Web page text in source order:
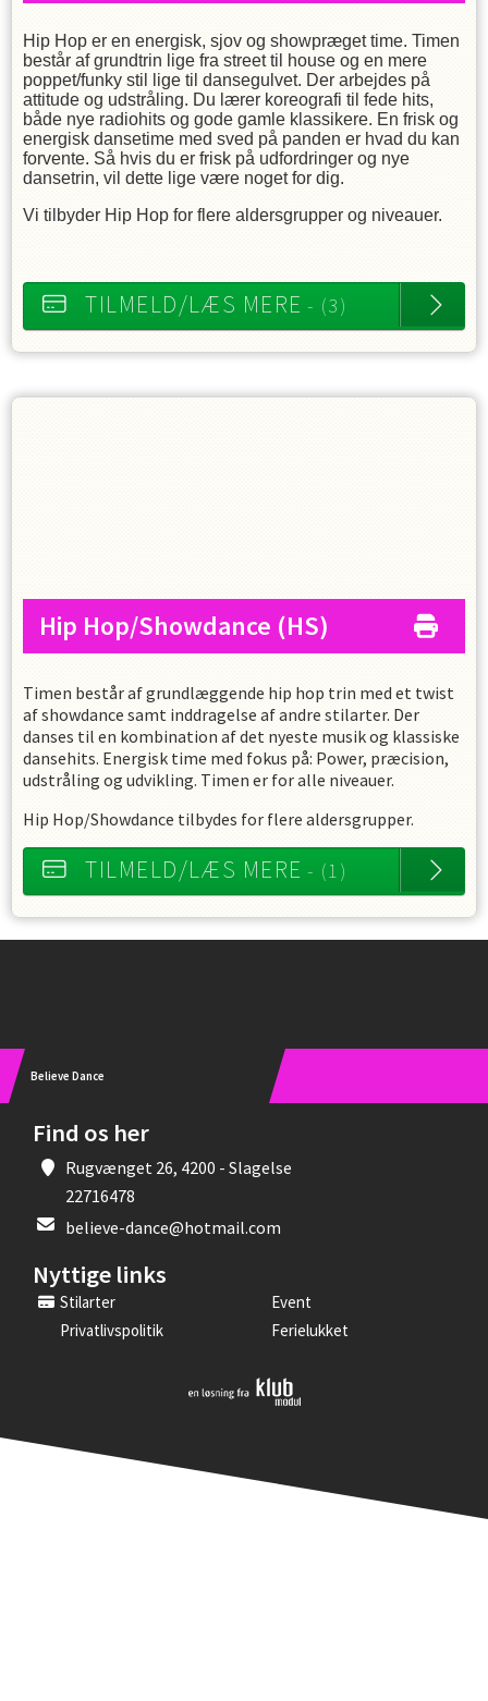
Hip Hop er en energisk, sjov og showpræget time. Timen
består af grundtrin lige fra street til house og en mere
poppet/funky stil lige til dansegulvet. Der arbejdes på
attitude og udstråling. Du lærer koreografi til fede hits,
både nye radiohits og gode gamle klassikere. En frisk og
energisk dansetime med sved på panden er hvad du kan
forvente. Så hvis du er frisk på udfordringer og nye
dansetrin, vil dette lige være noget for dig.
Vi tilbyder Hip Hop for flere aldersgrupper og niveauer.
TILMELD/LÆS MERE - (3)
Hip Hop/Showdance (HS)
Timen består af grundlæggende hip hop trin med et twist
af showdance samt inddragelse af andre stilarter. Der
danses til en kombination af det nyeste musik og klassiske
dansehits. Energisk time med fokus på: Power, præcision,
udstråling og udvikling. Timen er for alle niveauer.
Hip Hop/Showdance tilbydes for flere aldersgrupper.
TILMELD/LÆS MERE - (1)
Believe Dance
Find os her
Rugvænget 26, 4200 - Slagelse
22716478
believe-dance@hotmail.com
Nyttige links
Stilarter
Event
Privatlivspolitik
Ferielukket